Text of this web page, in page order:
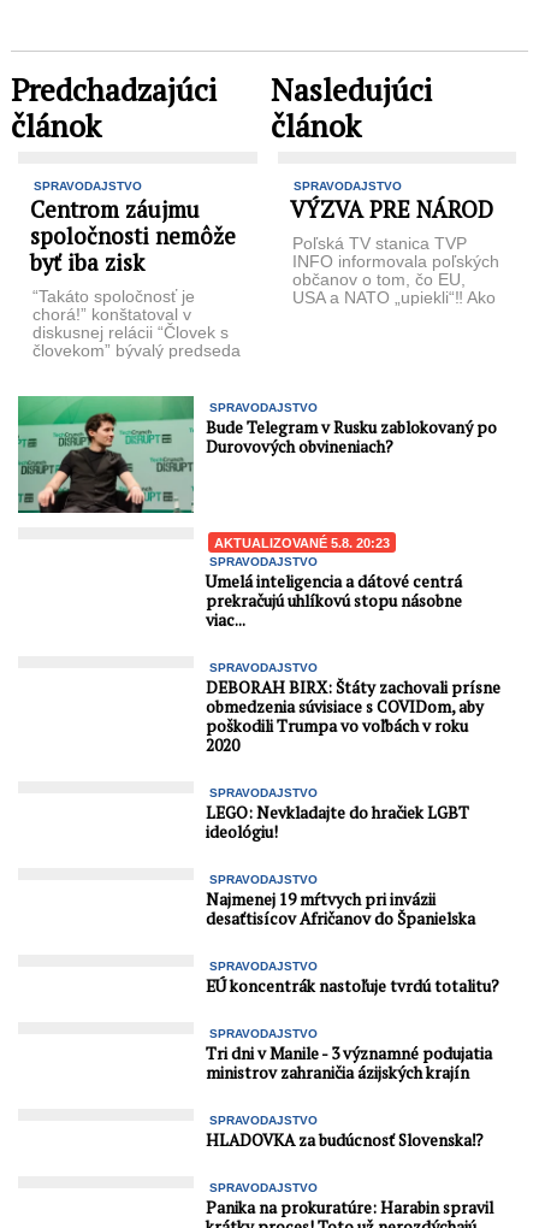
Predchadzajúci
článok
SPRAVODAJSTVO
Centrom záujmu
spoločnosti nemôže
byť iba zisk
“Takáto spoločnosť je
chorá!” konštatoval v
diskusnej relácii “Človek s
človekom” bývalý predseda
relácii ...
Nasledujúci
článok
SPRAVODAJSTVO
VÝZVA PRE NÁROD
Poľská TV stanica TVP
INFO informovala poľských
občanov o tom, čo EU,
USA a NATO „upiekli“‼️ Ako
SPRAVODAJSTVO
Bude Telegram v Rusku zablokovaný po
Durovových obvineniach?
AKTUALIZOVANÉ 5.8. 20:23
SPRAVODAJSTVO
Umelá inteligencia a dátové centrá
prekračujú uhlíkovú stopu násobne
viac...
SPRAVODAJSTVO
DEBORAH BIRX: Štáty zachovali prísne
obmedzenia súvisiace s COVIDom, aby
poškodili Trumpa vo voľbách v roku
2020
SPRAVODAJSTVO
LEGO: Nevkladajte do hračiek LGBT
ideológiu!
SPRAVODAJSTVO
Najmenej 19 mŕtvych pri invázii
desaťtisícov Afričanov do Španielska
SPRAVODAJSTVO
EÚ koncentrák nastoľuje tvrdú totalitu?
SPRAVODAJSTVO
Tri dni v Manile - 3 významné podujatia
ministrov zahraničia ázijských krajín
SPRAVODAJSTVO
HLADOVKA za budúcnosť Slovenska⁉️
SPRAVODAJSTVO
Panika na prokuratúre: Harabin spravil